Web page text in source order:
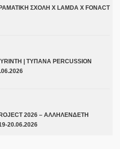
ΣΧΟΛΗ Χ LAMDA X FONACT
| ΤΥΠΑΝΑ PERCUSSION
2026 – ΑΛΛΗΛΕΝΔΕΤΗ
20.06.2026